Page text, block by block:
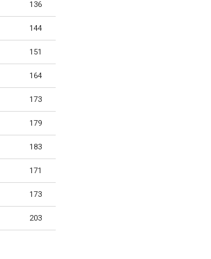
136
144
151
164
173
179
183
171
173
203